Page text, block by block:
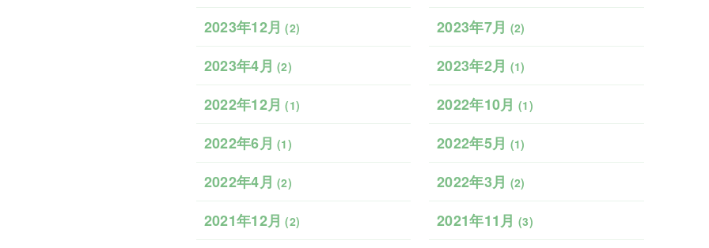
2023年12月 (2) 2023年7月 (2)
2023年4月 (2) 2023年2月 (1)
2022年12月 (1) 2022年10月 (1)
2022年6月 (1) 2022年5月 (1)
2022年4月 (2) 2022年3月 (2)
2021年12月 (2) 2021年11月 (3)